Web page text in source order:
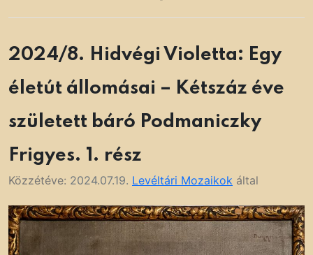
2024/8. Hidvégi Violetta: Egy
életút állomásai – Kétszáz éve
született báró Podmaniczky
Frigyes. 1. rész
Közzétéve: 2024.07.19. Levéltári Mozaikok által